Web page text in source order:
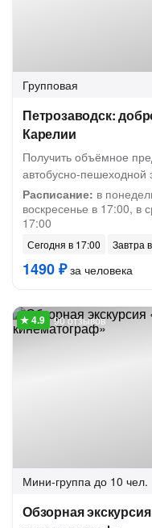
Групповая
Петрозаводск:
Карелии
Получить объёмное
автобусно-пешеходной
Расписание: в
воскресенье в 17:00, в
17:00
Сегодня в 17:00 Завтра
1490 ₽за человека
90 отзывов
Мини-группа до 10 чел.
Обзорная